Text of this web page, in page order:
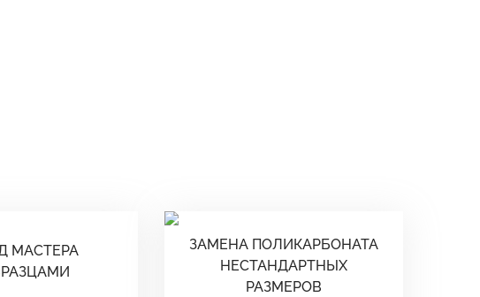
МАСТЕРА
ЗАМЕНА ПОЛИКАРБОНАТА
НЕСТАНДАРТНЫХ
РАЗМЕРОВ